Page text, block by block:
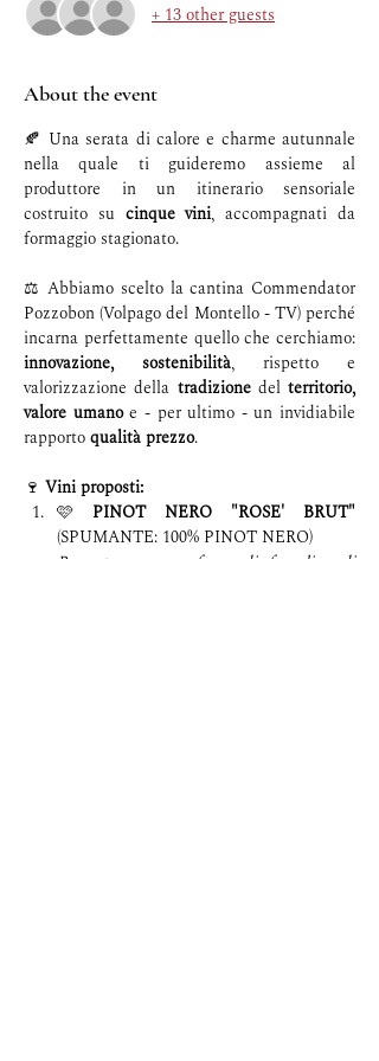
+ 13 other guests
About the event
🍂 Una serata di calore e charme autunnale
nella quale ti guideremo assieme al
produttore in un itinerario sensoriale
costruito su cinque vini, accompagnati da
formaggio stagionato.
⚖️ Abbiamo scelto la cantina Commendator
Pozzobon (Volpago del Montello - TV) perché
innovazione,
sostenibilità, rispetto e
valorizzazione della tradizione del territorio,
valore umano e - per ultimo - un invidiabile
rapporto qualità prezzo.
🍷 Vini proposti:
🩷 PINOT NERO "ROSE' BRUT"
(SPUMANTE: 100% PINOT NERO)
Rosa tenue e profumo di fragoline di